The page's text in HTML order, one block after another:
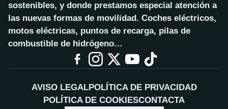
sostenibles, y donde prestamos especial atención a
las nuevas formas de movilidad. Coches eléctricos,
motos eléctricas, puntos de recarga, pilas de
combustible de hidrógeno…
AVISO LEGALPOLÍTICA DE PRIVACIDAD
POLÍTICA DE COOKIESCONTACTA